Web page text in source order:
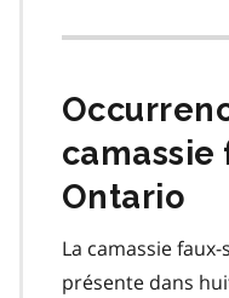
Ontario
La camassie
présente dans